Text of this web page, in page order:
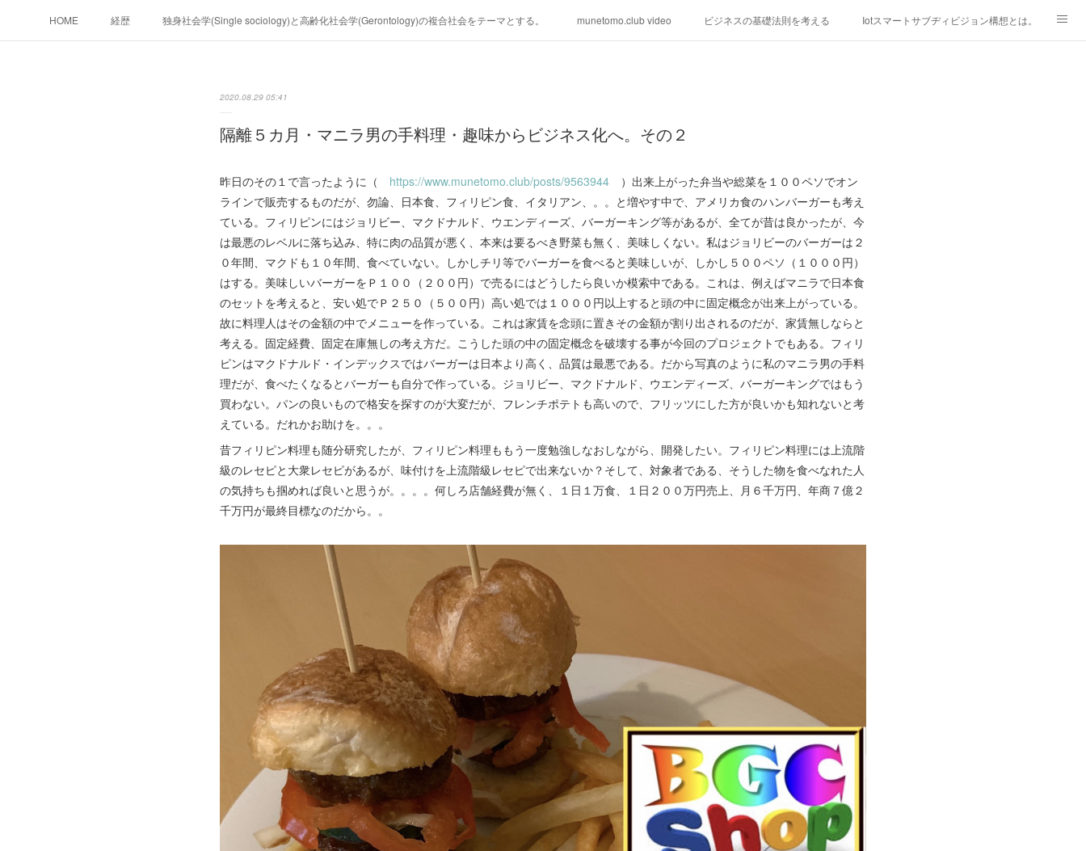
HOME 経歴 独身社会学(Single sociology)と高齢化社会学(Gerontology)の複合社会をテーマとする。 munetomo.club video ビジネスの基礎法則を考える Iotスマートサブヂィビジョン構想とは。
フィリピンマンションは買うべきでは無い理由は全てここにある。
未来２１００研究所他のアイデア マニラ男の手料理 総集編 https://globalclub.amebaownd.com/
2020.08.29 05:41
隔離５カ月・マニラ男の手料理・趣味からビジネス化へ。その２
昨日のその１で言ったように（ https://www.munetomo.club/posts/9563944 ）出来上がった弁当や総菜を１００ペソでオン
ラインで販売するものだが、勿論、日本食、フィリピン食、イタリアン、。。と増やす中で、アメリカ食のハンバーガーも考え
ている。フィリピンにはジョリビー、マクドナルド、ウエンディーズ、バーガーキング等があるが、全てが昔は良かったが、今
は最悪のレベルに落ち込み、特に肉の品質が悪く、本来は要るべき野菜も無く、美味しくない。私はジョリビーのバーガーは２
０年間、マクドも１０年間、食べていない。しかしチリ等でバーガーを食べると美味しいが、しかし５００ペソ（１０００円）
はする。美味しいバーガーをＰ１００（２００円）で売るにはどうしたら良いか模索中である。これは、例えばマニラで日本食
のセットを考えると、安い処でＰ２５０（５００円）高い処では１０００円以上すると頭の中に固定概念が出来上がっている。
故に料理人はその金額の中でメニューを作っている。これは家賃を念頭に置きその金額が割り出されるのだが、家賃無しならと
考える。固定経費、固定在庫無しの考え方だ。こうした頭の中の固定概念を破壊する事が今回のプロジェクトでもある。フィリ
ピンはマクドナルド・インデックスではバーガーは日本より高く、品質は最悪である。だから写真のように私のマニラ男の手料
理だが、食べたくなるとバーガーも自分で作っている。ジョリビー、マクドナルド、ウエンディーズ、バーガーキングではもう
買わない。パンの良いもので格安を探すのが大変だが、フレンチポテトも高いので、フリッツにした方が良いかも知れないと考
えている。だれかお助けを。。。
昔フィリピン料理も随分研究したが、フィリピン料理ももう一度勉強しなおしながら、開発したい。フィリピン料理には上流階
級のレセピと大衆レセピがあるが、味付けを上流階級レセピで出来ないか？そして、対象者である、そうした物を食べなれた人
の気持ちも掴めれば良いと思うが。。。。何しろ店舗経費が無く、１日１万食、１日２００万円売上、月６千万円、年商７億２
千万円が最終目標なのだから。。